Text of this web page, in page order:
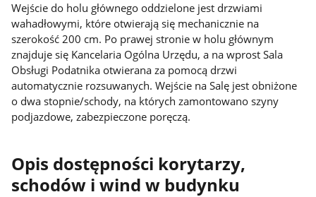
Wejście do holu głównego oddzielone jest drzwiami
wahadłowymi, które otwierają się mechanicznie na
szerokość 200 cm. Po prawej stronie w holu głównym
znajduje się Kancelaria Ogólna Urzędu, a na wprost Sala
Obsługi Podatnika otwierana za pomocą drzwi
automatycznie rozsuwanych. Wejście na Salę jest obniżone
o dwa stopnie/schody, na których zamontowano szyny
podjazdowe, zabezpieczone poręczą.
Opis dostępności korytarzy,
schodów i wind w budynku